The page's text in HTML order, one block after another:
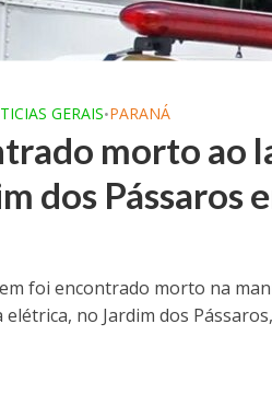
GERAIS•PARANÁ
morto ao
dos Pássaros
foi encontrado morto na
no Jardim dos